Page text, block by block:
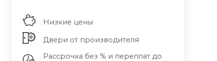
Низкие цены
Двери от производителя
Рассрочка без % и переплат до